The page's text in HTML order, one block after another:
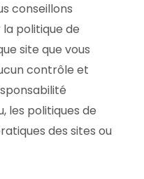
conseillons
politique de
site que vous
contrôle et
les politiques de
des sites ou